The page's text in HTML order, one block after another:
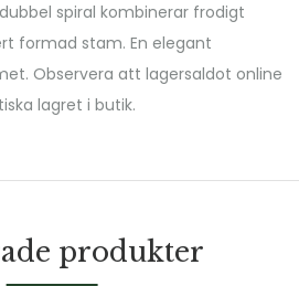
dubbel spiral kombinerar frodigt
formad stam. En elegant
Observera att lagersaldot online
lagret i butik.
produkter